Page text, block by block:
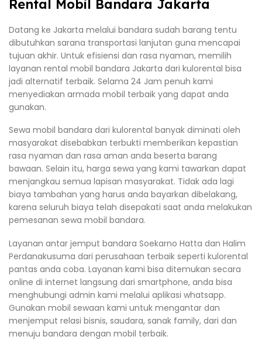
Rental Mobil Bandara Jakarta
Datang ke Jakarta melalui bandara sudah barang tentu
dibutuhkan sarana transportasi lanjutan guna mencapai
tujuan akhir. Untuk efisiensi dan rasa nyaman, memilih
layanan rental mobil bandara Jakarta dari kulorental bisa
jadi alternatif terbaik. Selama 24 Jam penuh kami
menyediakan armada mobil terbaik yang dapat anda
gunakan.
Sewa mobil bandara dari kulorental banyak diminati oleh
masyarakat disebabkan terbukti memberikan kepastian
rasa nyaman dan rasa aman anda beserta barang
bawaan. Selain itu, harga sewa yang kami tawarkan dapat
menjangkau semua lapisan masyarakat. Tidak ada lagi
biaya tambahan yang harus anda bayarkan dibelakang,
karena seluruh biaya telah disepakati saat anda melakukan
pemesanan sewa mobil bandara.
Layanan antar jemput bandara Soekarno Hatta dan Halim
Perdanakusuma dari perusahaan terbaik seperti kulorental
pantas anda coba. Layanan kami bisa ditemukan secara
online di internet langsung dari smartphone, anda bisa
menghubungi admin kami melalui aplikasi whatsapp.
Gunakan mobil sewaan kami untuk mengantar dan
menjemput relasi bisnis, saudara, sanak family, dari dan
menuju bandara dengan mobil terbaik.